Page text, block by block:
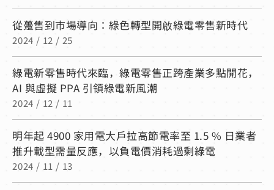
從躉售到市場導向：綠色轉型開啟綠電零售新時代
2024 / 12 / 25
綠電新零售時代來臨，綠電零售正跨產業多點開花，
AI 與虛擬 PPA 引領綠電新風潮
2024 / 12 / 11
明年起 4900 家用電大戶拉高節電率至 1.5 % 日業者
推升載型需量反應，以負電價消耗過剩綠電
2024 / 11 / 13